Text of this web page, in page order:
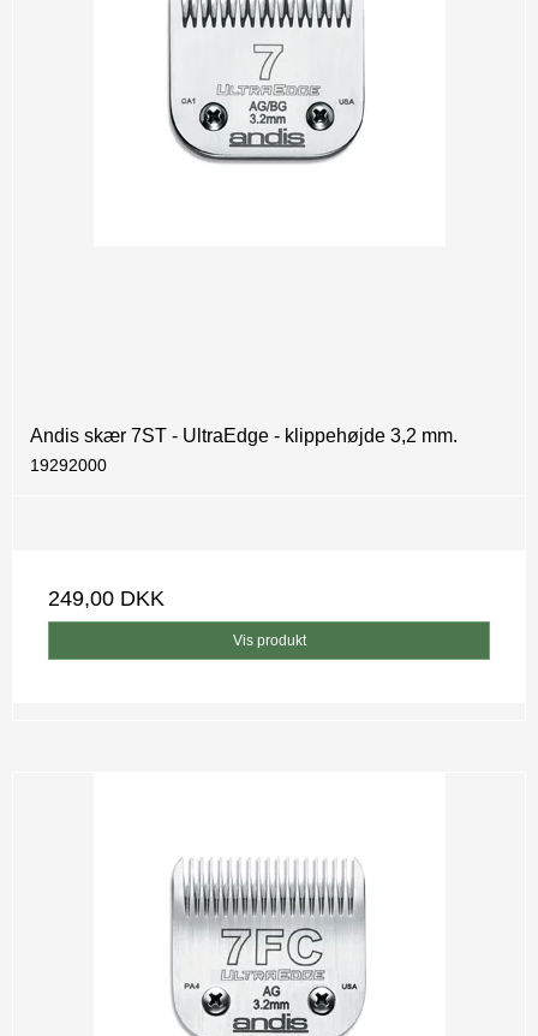
Andis skær 7ST - UltraEdge - klippehøjde 3,2 mm.
19292000
249,00 DKK
Vis produkt